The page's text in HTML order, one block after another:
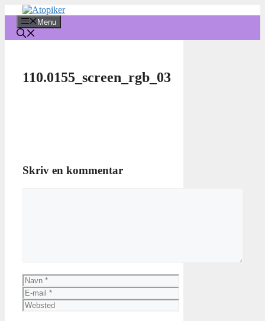
indhold
Menu
110.0155_screen_rgb_03
Skriv en kommentar
Navn
E-
mail
Websted